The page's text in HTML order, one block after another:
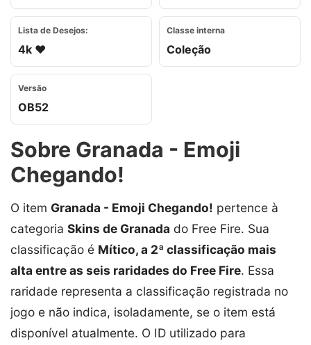
Lista de Desejos:
4k ❤️
Classe interna
Coleção
Versão
OB52
Sobre Granada - Emoji
Chegando!
O item Granada - Emoji Chegando! pertence à
categoria Skins de Granada do Free Fire. Sua
classificação é Mítico, a 2ª classificação mais
alta entre as seis raridades do Free Fire. Essa
raridade representa a classificação registrada no
jogo e não indica, isoladamente, se o item está
disponível atualmente. O ID utilizado para